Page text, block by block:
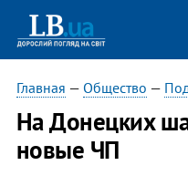
Главная — Общество —
На Донецких
новые ЧП